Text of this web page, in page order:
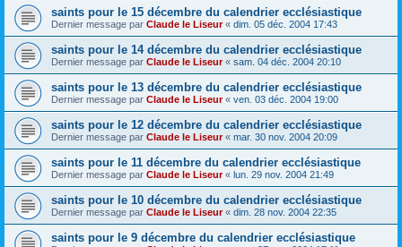
saints pour le 15 décembre du calendrier ecclésiastique
Dernier message par Claude le Liseur« dim. 05 déc. 2004 17:43
saints pour le 14 décembre du calendrier ecclésiastique
Dernier message par Claude le Liseur« sam. 04 déc. 2004 20:10
saints pour le 13 décembre du calendrier ecclésiastique
Dernier message par Claude le Liseur« ven. 03 déc. 2004 19:00
saints pour le 12 décembre du calendrier ecclésiastique
Dernier message par Claude le Liseur« mar. 30 nov. 2004 20:09
saints pour le 11 décembre du calendrier ecclésiastique
Dernier message par Claude le Liseur« lun. 29 nov. 2004 21:49
saints pour le 10 décembre du calendrier ecclésiastique
Dernier message par Claude le Liseur« dim. 28 nov. 2004 22:35
saints pour le 9 décembre du calendrier ecclésiastique